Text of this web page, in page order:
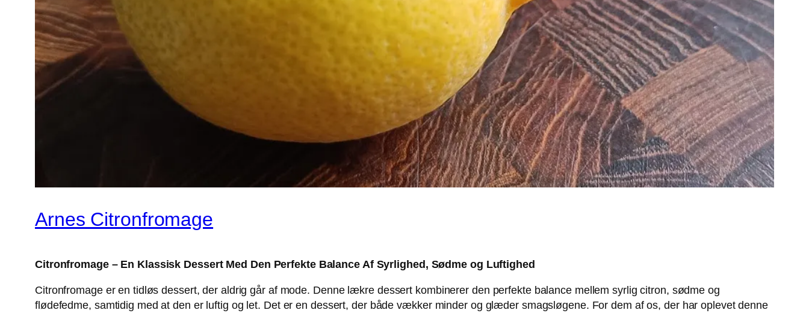
Arnes Citronfromage
Citronfromage – En Klassisk Dessert Med Den Perfekte Balance Af Syrlighed, Sødme og Luftighed
Citronfromage er en tidløs dessert, der aldrig går af mode. Denne lækre dessert kombinerer den perfekte balance mellem syrlig citron, sødme og
flødefedme, samtidig med at den er luftig og let. Det er en dessert, der både vækker minder og glæder smagsløgene. For dem af os, der har oplevet denne